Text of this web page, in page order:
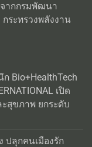
จากกรมพัฒนา
ระทรวงพลังงาน
ก Bio+HealthTech
เปิด
สุขภาพ ยกระดับ
ปลุกคนเมืองรัก